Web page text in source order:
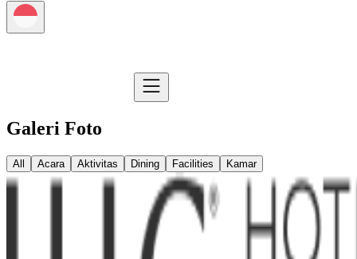
Galeri Foto
All Acara Aktivitas Dining Facilities Kamar